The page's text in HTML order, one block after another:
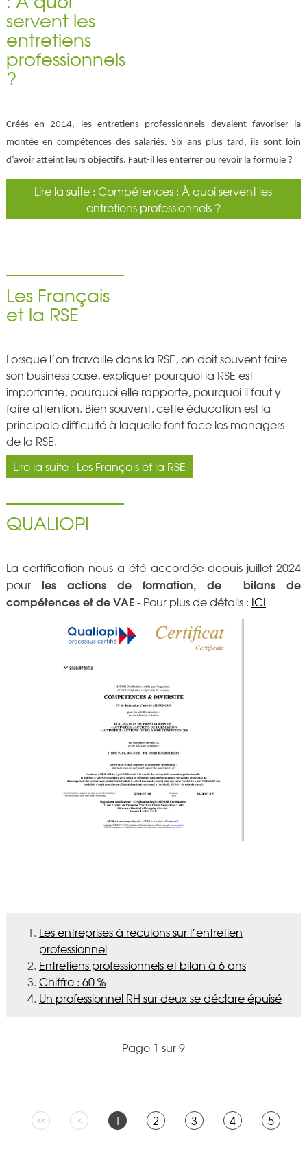
servent les
entretiens
professionnels
?
Créés en 2014, les entretiens professionnels devaient favoriser la
montée en compétences des salariés. Six ans plus tard, ils sont loin
d’avoir atteint leurs objectifs. Faut-il les enterrer ou revoir la formule ?
Lire la suite : Compétences : À quoi servent les
entretiens professionnels ?
Les Français
et la RSE
Lorsque l’on travaille dans la RSE, on doit souvent faire
son business case, expliquer pourquoi la RSE est
importante, pourquoi elle rapporte, pourquoi il faut y
faire attention. Bien souvent, cette éducation est la
principale difficulté à laquelle font face les managers
de la RSE.
Lire la suite : Les Français et la RSE
QUALIOPI
La certification nous a été accordée depuis juillet 2024
pour les actions de formation, de bilans de
compétences et de VAE- Pour plus de détails : ICI
Les entreprises à reculons sur l’entretien
professionnel
Entretiens professionnels et bilan à 6 ans
Chiffre : 60 %
Un professionnel RH sur deux se déclare épuisé
Page 1 sur 9
1 2 3 4 5